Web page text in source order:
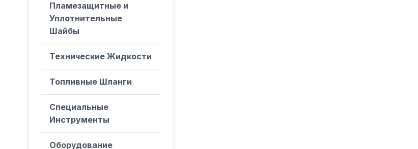
Пламезащитные и
Уплотнительные
Шайбы
Технические Жидкости
Топливные Шланги
Специальные
Инструменты
Оборудование